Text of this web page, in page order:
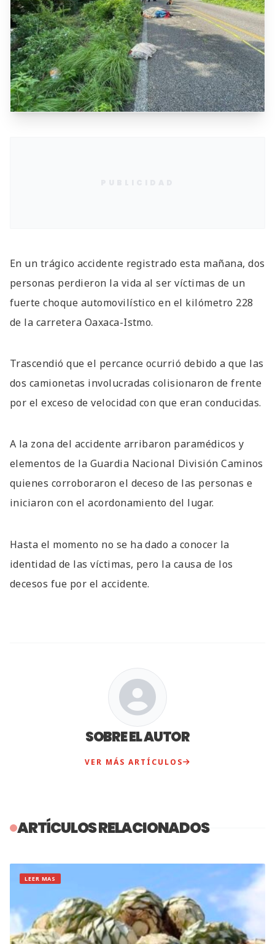
En un trágico accidente registrado esta mañana, dos
personas perdieron la vida al ser víctimas de un
fuerte choque automovilístico en el kilómetro 228
de la carretera Oaxaca-Istmo.
Trascendió que el percance ocurrió debido a que las
dos camionetas involucradas colisionaron de frente
por el exceso de velocidad con que eran conducidas.
A la zona del accidente arribaron paramédicos y
elementos de la Guardia Nacional División Caminos
quienes corroboraron el deceso de las personas e
iniciaron con el acordonamiento del lugar.
Hasta el momento no se ha dado a conocer la
identidad de las víctimas, pero la causa de los
decesos fue por el accidente.
SOBRE EL AUTOR
VER MÁS ARTÍCULOS
ARTÍCULOS RELACIONADOS
LEER MAS